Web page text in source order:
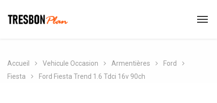
Accueil Vehicule Occasion Armentières
Ford
Fiesta
Ford Fiesta Trend 1.6 Tdci 16v 90ch